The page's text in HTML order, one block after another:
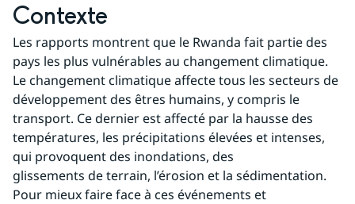
Contexte
Les rapports montrent que le Rwanda fait partie des
pays les plus vulnérables au changement climatique.
Le changement climatique affecte tous les secteurs de
développement des êtres humains, y compris le
transport. Ce dernier est affecté par la hausse des
températures, les précipitations élevées et intenses,
qui provoquent des inondations, des
glissements de terrain, l’érosion et la sédimentation.
Pour mieux faire face à ces événements et